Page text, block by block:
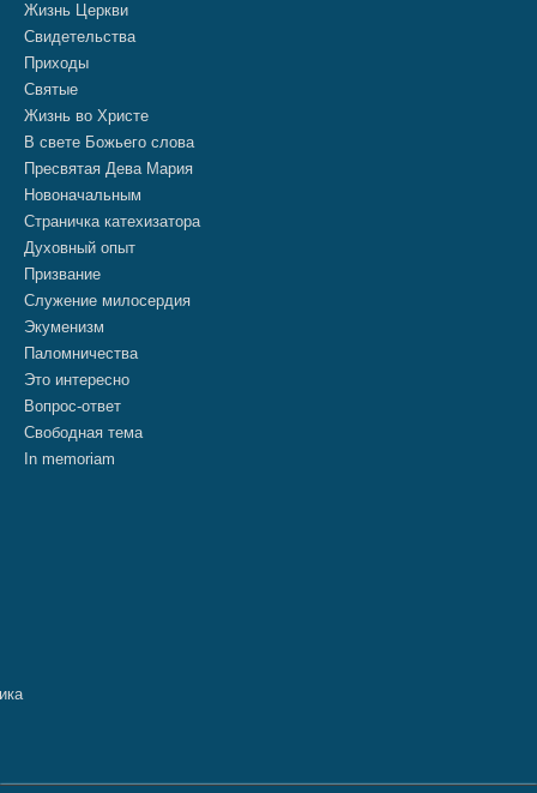
Жизнь Церкви
Свидетельства
Приходы
Святые
Жизнь во Христе
В свете Божьего слова
Пресвятая Дева Мария
Новоначальным
Страничка катехизатора
Духовный опыт
Призвание
Служение милосердия
Экуменизм
Паломничества
Это интересно
Вопрос-ответ
Свободная тема
In memoriam